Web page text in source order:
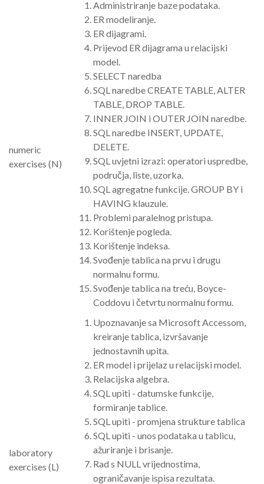
numeric
exercises (N)
Administriranje baze podataka.
ER modeliranje.
ER dijagrami.
Prijevod ER dijagrama u relacijski
model.
SELECT naredba
SQL naredbe CREATE TABLE, ALTER
TABLE, DROP TABLE.
INNER JOIN i OUTER JOIN naredbe.
SQL naredbe INSERT, UPDATE,
DELETE.
SQL uvjetni izrazi: operatori uspredbe,
područja, liste, uzorka.
SQL agregatne funkcije. GROUP BY i
HAVING klauzule.
Problemi paralelnog pristupa.
Korištenje pogleda.
Korištenje indeksa.
Svođenje tablica na prvu i drugu
normalnu formu.
Svođenje tablica na treću, Boyce-
Coddovu i četvrtu normalnu formu.
laboratory
exercises (L)
Upoznavanje sa Microsoft Accessom,
kreiranje tablica, izvršavanje
jednostavnih upita.
ER model i prijelaz u relacijski model.
Relacijska algebra.
SQL upiti - datumske funkcije,
formiranje tablice.
SQL upiti - promjena strukture tablica
SQL upiti - unos podataka u tablicu,
ažuriranje i brisanje.
Rad s NULL vrijednostima,
ograničavanje ispisa rezultata.